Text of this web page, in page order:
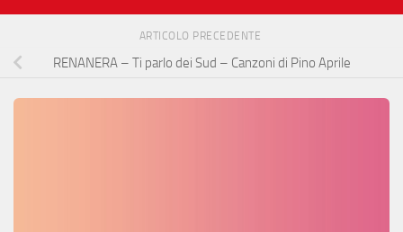
ARTICOLO PRECEDENTE
RENANERA – Ti parlo dei Sud – Canzoni di Pino Aprile